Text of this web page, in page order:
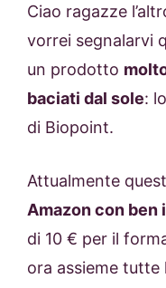
Ciao ragazze
vorrei segnalarvi
un prodotto
baciati dal sole:
di Biopoint.
Attualmente
Amazon con ben
di 10 € per il
ora assieme